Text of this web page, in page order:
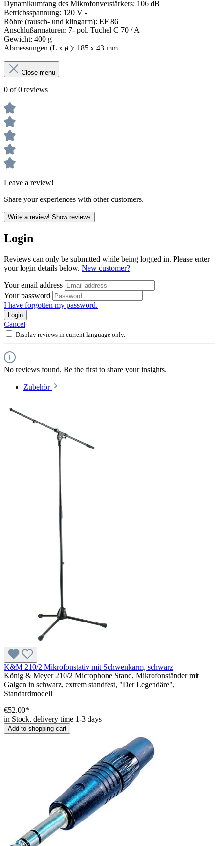
Dynamikumfang des Mikrofonverstärkers: 106 dB
Betriebsspannung: 120 V -
Röhre (rausch- und klingarm): EF 86
Anschlußarmaturen: 7- pol. Tuchel C 70 / A
Gewicht: 400 g
Abmessungen (L x ø ): 185 x 43 mm
Close menu
0 of 0 reviews
Leave a review!
Share your experiences with other customers.
Write a review! Show reviews
Login
Reviews can only be submitted while being logged in. Please enter
your login details below. New customer?
Your email address
Your password
I have forgotten my password.
Login
Cancel
Display reviews in current language only.
No reviews found. Be the first to share your insights.
Zubehör
K&M 210/2 Mikrofonstativ mit Schwenkarm, schwarz
König & Meyer 210/2 Microphone Stand, Mikrofonständer mit
Galgen in schwarz, extrem standfest, "Der Legendäre",
Standardmodell
€52.00*
in Stock, delivery time 1-3 days
Add to shopping cart